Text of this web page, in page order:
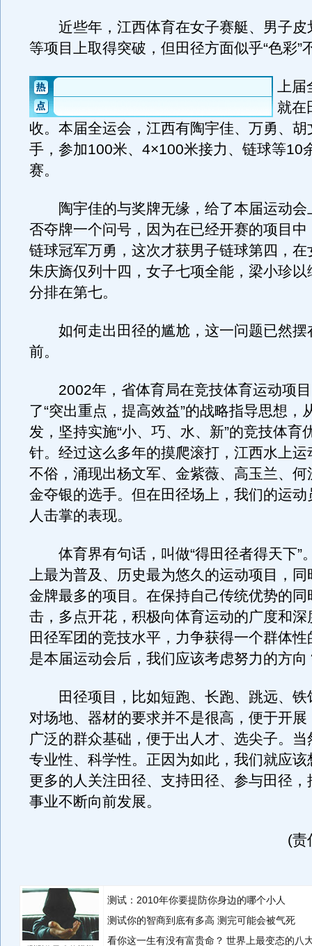
近些年，江西体育在女子赛艇、男子皮
等项目上取得突破，但田径方面似乎“色彩”
上届
就在
收。本届全运会，江西有陶宇佳、万勇、
手，参加100米、4×100米接力、链球等10
赛。
陶宇佳的与奖牌无缘，给了本届运动会
否夺牌一个问号，因为在已经开赛的项目中
链球冠军万勇，这次才获男子链球第四，在
朱庆旖仅列十四，女子七项全能，梁小珍
分排在第七。
如何走出田径的尴尬，这一问题已然摆
前。
2002年，省体育局在竞技体育运动项目
了“突出重点，提高效益”的战略指导思想，
发，坚持实施“小、巧、水、新”的竞技体育
针。经过这么多年的摸爬滚打，江西水上运
不俗，涌现出杨文军、金紫薇、高玉兰、何
金夺银的选手。但在田径场上，我们的运动
人击掌的表现。
体育界有句话，叫做“得田径者得天下”
上最为普及、历史最为悠久的运动项目，同
金牌最多的项目。在保持自己传统优势的同
击，多点开花，积极向体育运动的广度和深
田径军团的竞技水平，力争获得一个群体
是本届运动会后，我们应该考虑努力的方向
田径项目，比如短跑、长跑、跳远、铁
对场地、器材的要求并不是很高，便于开展
广泛的群众基础，便于出人才、选尖子。
专业性、科学性。正因为如此，我们就应该
更多的人关注田径、支持田径、参与田径，
事业不断向前发展。
(责
测试：2010年你要提防你身边的哪个小人
测试你的智商到底有多高 测完可能会被气死
看你这一生有没有富贵命？ 世界上最变态的八